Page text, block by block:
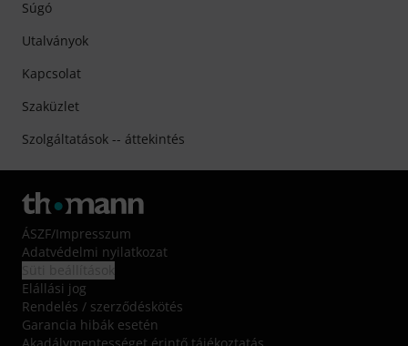
Súgó
Utalványok
Kapcsolat
Szaküzlet
Szolgáltatások -- áttekintés
ÁSZF/Impresszum
Adatvédelmi nyilatkozat
Elállási jog
Rendelés / szerződéskötés
Garancia hibák esetén